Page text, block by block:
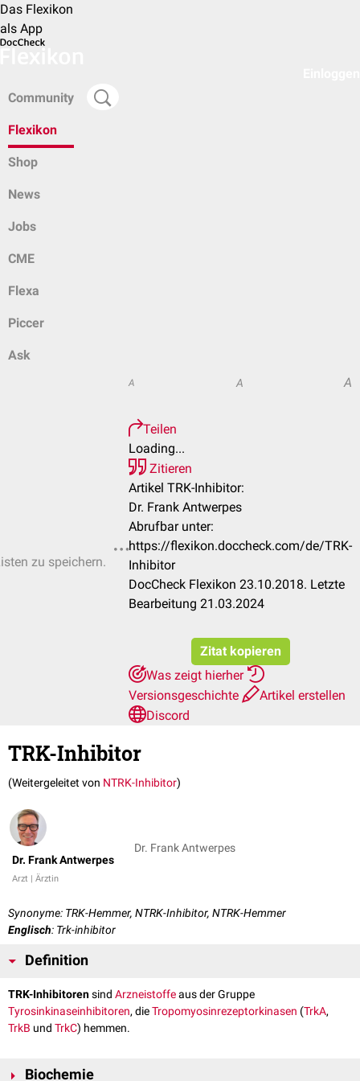
Das Flexikon
als App
Community
Flexikon
Shop
News
Jobs
CME
Flexa
Piccer
Ask
zu speichern.
A A A
Teilen
Loading...
Zitieren
Artikel TRK-Inhibitor:
Dr. Frank Antwerpes
Abrufbar unter:
https://flexikon.doccheck.com/de/TRK-
Inhibitor
DocCheck Flexikon 23.10.2018. Letzte
Bearbeitung 21.03.2024
Zitat kopieren
Was zeigt hierher
Versionsgeschichte
Artikel erstellen
Discord
TRK-Inhibitor
(Weitergeleitet von NTRK-Inhibitor)
Dr. Frank Antwerpes
Arzt | Ärztin
Dr. Frank Antwerpes
Synonyme: TRK-Hemmer, NTRK-Inhibitor, NTRK-Hemmer
Englisch: Trk-inhibitor
Definition
TRK-Inhibitorensind Arzneistoffeaus der Gruppe
Tyrosinkinaseinhibitoren, dieTropomyosinrezeptorkinasen (TrkA,
TrkB und TrkC) hemmen.
Biochemie